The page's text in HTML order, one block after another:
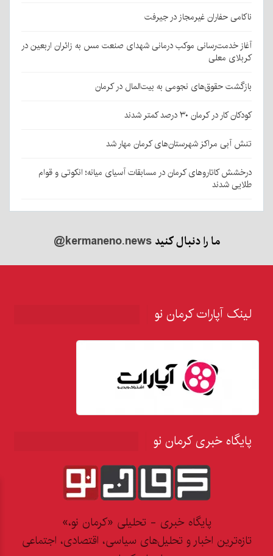
ناکامی حفاران غیرمجاز در جیرفت
آغاز خدمت‌رسانی موکب درمانی شهدای صنعت مس به زائران اربعین در
کربلای معلی
بازگشت حقوق‌های نجومی به بیت‌المال در کرمان
کودکان کار در کرمان ۳۰ درصد کمتر شدند
تنش آبی مراکز شهرستان‌های کرمان مهار شد
درخشش کاتاروهای کرمان در مسابقات آسیای میانه؛ انکوتی و قوام
طلایی شدند
ما را دنبال کنید@kermaneno.news
لینک آپارات کرمان نو
پایگاه خبری کرمان نو
پایگاه خبری - تحلیلی «کرمان نو،»
تازه‌ترین اخبار و تحلیل‌های سیاسی، اقتصادی، اجتماعی